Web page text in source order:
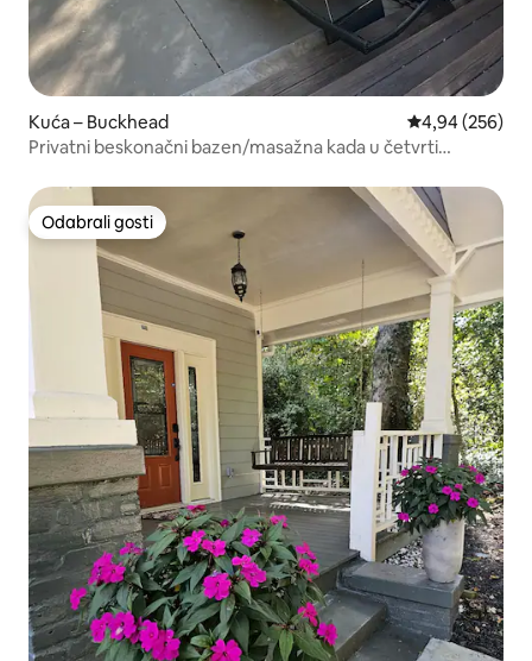
Kuća – Buckhead Prosječna
4,94 (256)
Privatni beskonačni bazen/masažna kada u četvrti
Odabrali gosti
Odabrali gosti